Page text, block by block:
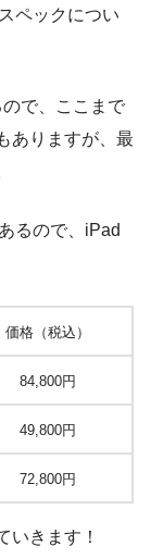
ペックについ
で、ここまで
ありますが、最
るので、iPad
価格（税込）
84,800円
49,800円
72,800円
いきます！